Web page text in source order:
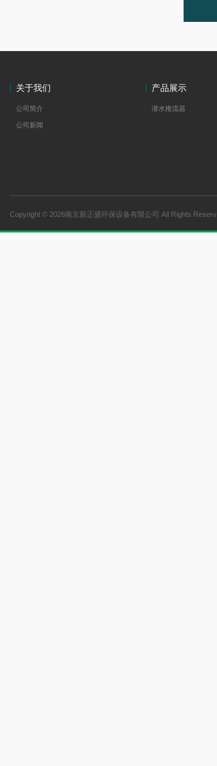
关于我们
公司简介
公司新闻
产品展示
潜水推流器
Copyright © 2026南京新正盛环保设备有限公司 All Rights